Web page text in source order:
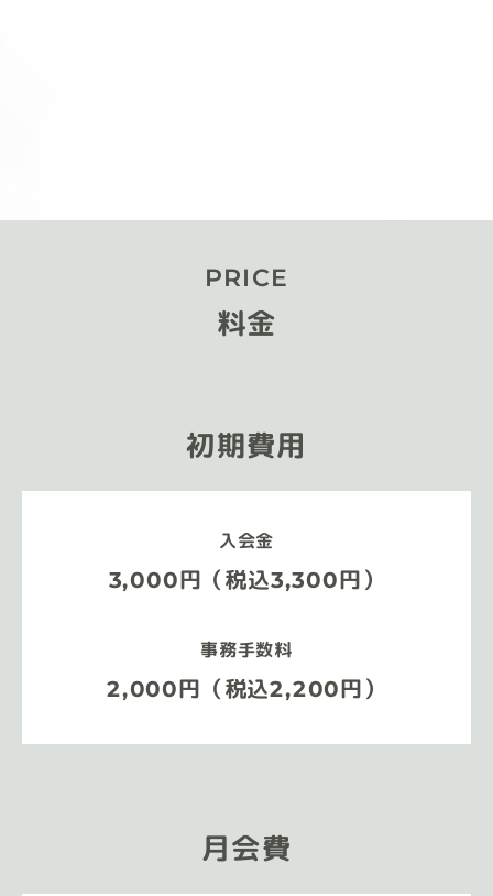
PRICE
料金
初期費用
入会金
3,000円（税込3,300円）
事務手数料
2,000円（税込2,200円）
月会費